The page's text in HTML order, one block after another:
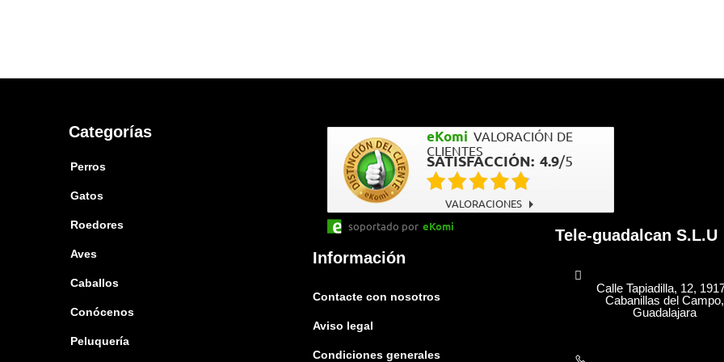
Categorías
Perros
Gatos
Roedores
Aves
Caballos
Conócenos
Peluquería
eKomi VALORACIÓN DE
CLIENTES
SATISFACCIÓN: 4.9/5
VALORACIONES
soportado por eKomi
Información
Contacte con nosotros
Aviso legal
Condiciones generales
Tele-guadalcan S.L.U
Calle Tapiadilla, 12,
Cabanillas del Campo,
Guadalajara